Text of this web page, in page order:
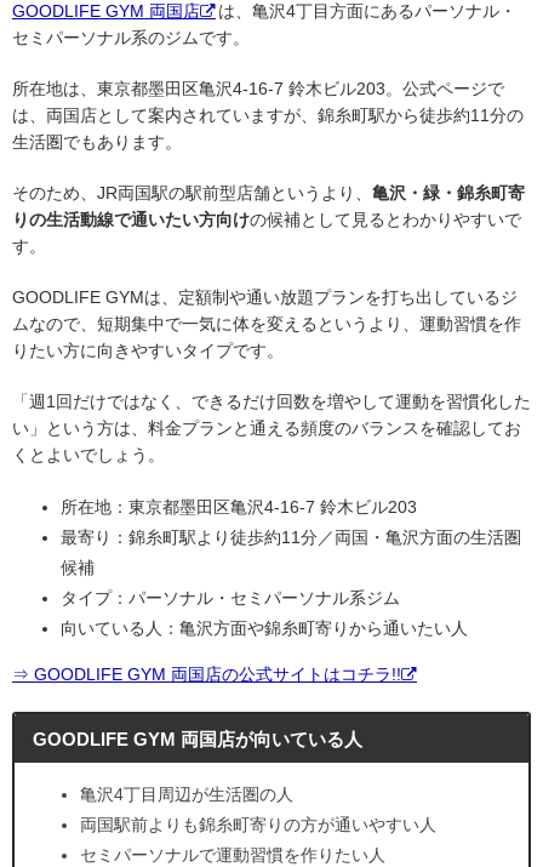
GOODLIFE GYM 両国店
は、亀沢4丁目方面にあるパーソナル・
セミパーソナル系のジムです。
所在地は、東京都墨田区亀沢4-16-7 鈴木ビル203。公式ページで
は、両国店として案内されていますが、錦糸町駅から徒歩約11分の
生活圏でもあります。
そのため、JR両国駅の駅前型店舗というより、 亀沢・緑・錦糸町寄
りの生活動線で通いたい方向けの候補として見るとわかりやすいで
す。
GOODLIFE GYMは、定額制や通い放題プランを打ち出しているジ
ムなので、短期集中で一気に体を変えるというより、運動習慣を作
りたい方に向きやすいタイプです。
「週1回だけではなく、できるだけ回数を増やして運動を習慣化した
い」という方は、料金プランと通える頻度のバランスを確認してお
くとよいでしょう。
所在地：東京都墨田区亀沢4-16-7 鈴木ビル203
最寄り：錦糸町駅より徒歩約11分／両国・亀沢方面の生活圏
候補
タイプ：パーソナル・セミパーソナル系ジム
向いている人：亀沢方面や錦糸町寄りから通いたい人
⇒ GOODLIFE GYM 両国店の公式サイトはコチラ!!
GOODLIFE GYM 両国店が向いている人
亀沢4丁目周辺が生活圏の人
両国駅前よりも錦糸町寄りの方が通いやすい人
セミパーソナルで運動習慣を作りたい人